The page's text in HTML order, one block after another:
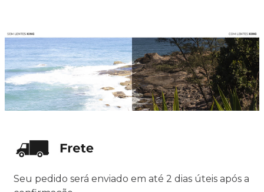
Seu pedido será enviado em até 2 dias úteis após a